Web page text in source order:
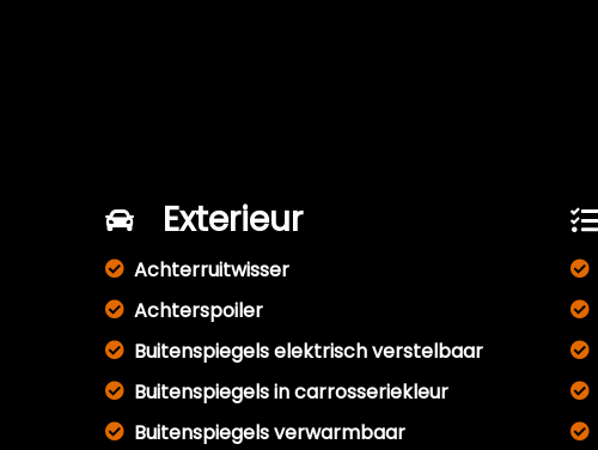
Exterieur
Achterruitwisser
Achterspoiler
Buitenspiegels elektrisch verstelbaar
Buitenspiegels in carrosseriekleur
Buitenspiegels verwarmbaar